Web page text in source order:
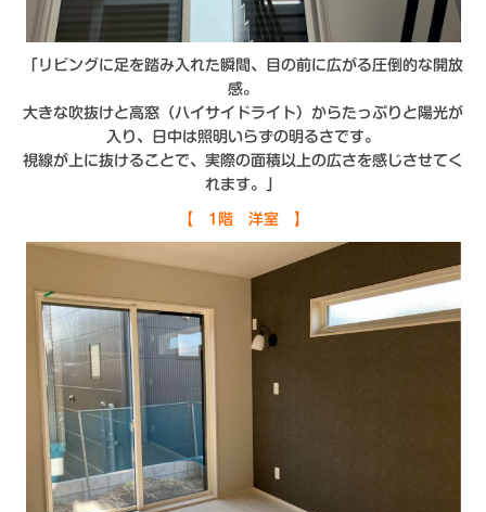
「リビングに足を踏み入れた瞬間、目の前に広がる圧倒的な開放
感。
大きな吹抜けと高窓（ハイサイドライト）からたっぷりと陽光が
入り、日中は照明いらずの明るさです。
視線が上に抜けることで、実際の面積以上の広さを感じさせてく
れます。」
【 1階 洋室 】